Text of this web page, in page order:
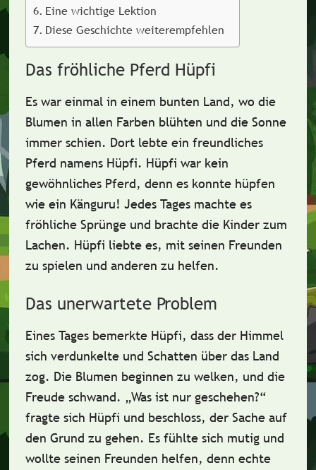
Eine wichtige Lektion
Diese Geschichte weiterempfehlen
Das fröhliche Pferd Hüpfi
Es war einmal in einem bunten Land, wo die
Blumen in allen Farben blühten und die Sonne
immer schien. Dort lebte ein freundliches
Pferd namens Hüpfi. Hüpfi war kein
gewöhnliches Pferd, denn es konnte hüpfen
wie ein Känguru! Jedes Tages machte es
fröhliche Sprünge und brachte die Kinder zum
Lachen. Hüpfi liebte es, mit seinen Freunden
zu spielen und anderen zu helfen.
Das unerwartete Problem
Eines Tages bemerkte Hüpfi, dass der Himmel
sich verdunkelte und Schatten über das Land
zog. Die Blumen beginnen zu welken, und die
Freude schwand. „Was ist nur geschehen?“
fragte sich Hüpfi und beschloss, der Sache auf
den Grund zu gehen. Es fühlte sich mutig und
wollte seinen Freunden helfen, denn echte